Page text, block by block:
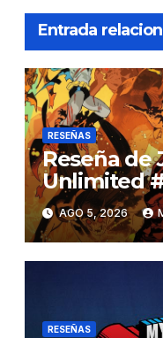
Entrada
RESEÑAS
Reseña de
Unlimited
AGO 5, 2026
RESEÑAS